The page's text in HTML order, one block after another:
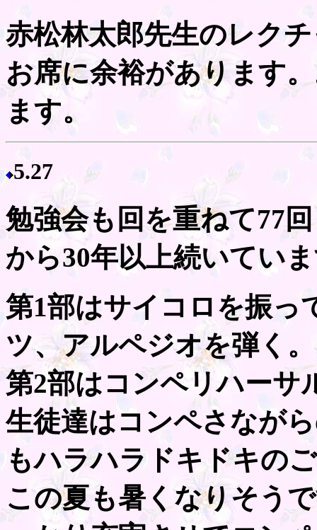
赤松林太郎先生のレク
お席に余裕があります
ます。
5.27
勉強会も回を重ねて77
から30年以上続いてい
第1部はサイコロを振っ
ツ、アルペジオを弾く。
第2部はコンペリハーサ
生徒達はコンペさなが
もハラハラドキドキの
この夏も暑くなりそう